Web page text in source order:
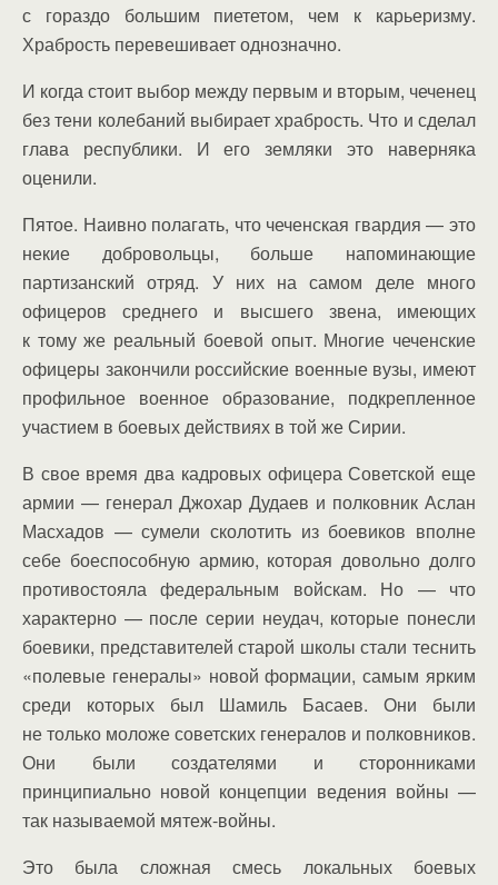
с гораздо большим пиететом, чем к карьеризму.
Храбрость перевешивает однозначно.
И когда стоит выбор между первым и вторым, чеченец
без тени колебаний выбирает храбрость. Что и сделал
глава республики. И его земляки это наверняка
оценили.
Пятое. Наивно полагать, что чеченская гвардия — это
некие добровольцы, больше напоминающие
партизанский отряд. У них на самом деле много
офицеров среднего и высшего звена, имеющих
к тому же реальный боевой опыт. Многие чеченские
офицеры закончили российские военные вузы, имеют
профильное военное образование, подкрепленное
участием в боевых действиях в той же Сирии.
В свое время два кадровых офицера Советской еще
армии — генерал Джохар Дудаев и полковник Аслан
Масхадов — сумели сколотить из боевиков вполне
себе боеспособную армию, которая довольно долго
противостояла федеральным войскам. Но — что
характерно — после серии неудач, которые понесли
боевики, представителей старой школы стали теснить
«полевые генералы» новой формации, самым ярким
среди которых был Шамиль Басаев. Они были
не только моложе советских генералов и полковников.
Они были создателями и сторонниками
принципиально новой концепции ведения войны —
так называемой мятеж-войны.
Это была сложная смесь локальных боевых